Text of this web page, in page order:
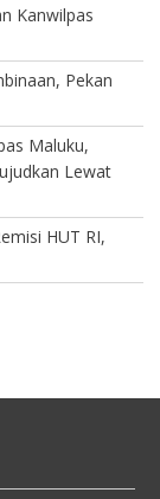
Kanwilpas
Pekan
Maluku,
Lewat
HUT RI,